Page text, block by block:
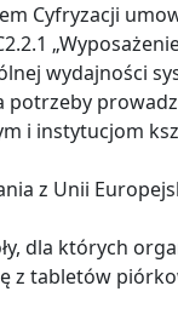
Cyfryzacji
wydajności
potrzeby
i instytucjom
z Unii
dla których
z tabletów